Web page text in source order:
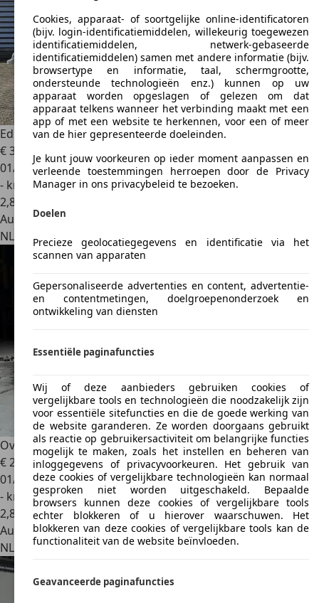
EduardK4 3318 Plateau 2as 2700kg Geremd 330X180
€ 3.908
01/2024
- km
2,8
Autobedrijf
NL 4705 RN
Roosendaal
OverigPowerboat Martini Racing
€ 27.950
01/2025
- km
2,8
Autobedrijf
NL 5405 AAUden
Cookies, apparaat- of soortgelijke online-identificatoren
(bijv. login-identificatiemiddelen, willekeurig toegewezen
identificatiemiddelen, netwerk-gebaseerde
identificatiemiddelen) samen met andere informatie (bijv.
browsertype en informatie, taal, schermgrootte,
ondersteunde technologieën enz.) kunnen op uw
apparaat worden opgeslagen of gelezen om dat
apparaat telkens wanneer het verbinding maakt met een
app of met een website te herkennen, voor een of meer
van de hier gepresenteerde doeleinden.
Je kunt jouw voorkeuren op ieder moment aanpassen en
verleende toestemmingen herroepen door de Privacy
Manager in ons privacybeleid te bezoeken.
Doelen
Precieze geolocatiegegevens en identificatie via het
scannen van apparaten
Gepersonaliseerde advertenties en content, advertentie-
en contentmetingen, doelgroepenonderzoek en
ontwikkeling van diensten
Essentiële paginafuncties
Wij of deze aanbieders gebruiken cookies of
vergelijkbare tools en technologieën die noodzakelijk zijn
voor essentiële sitefuncties en die de goede werking van
de website garanderen. Ze worden doorgaans gebruikt
als reactie op gebruikersactiviteit om belangrijke functies
mogelijk te maken, zoals het instellen en beheren van
inloggegevens of privacyvoorkeuren. Het gebruik van
deze cookies of vergelijkbare technologieën kan normaal
gesproken niet worden uitgeschakeld. Bepaalde
browsers kunnen deze cookies of vergelijkbare tools
echter blokkeren of u hierover waarschuwen. Het
blokkeren van deze cookies of vergelijkbare tools kan de
functionaliteit van de website beïnvloeden.
Geavanceerde paginafuncties